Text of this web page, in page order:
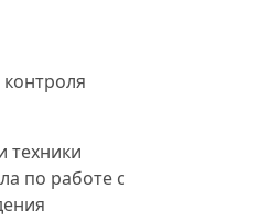
техники
по работе с